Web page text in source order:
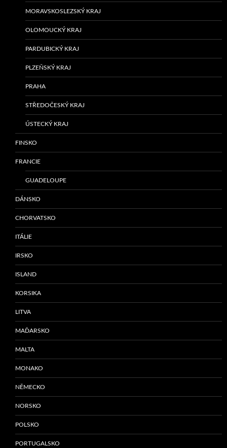
MORAVSKOSLEZSKÝ KRAJ
OLOMOUCKÝ KRAJ
PARDUBICKÝ KRAJ
PLZEŇSKÝ KRAJ
PRAHA
STŘEDOČESKÝ KRAJ
ÚSTECKÝ KRAJ
FINSKO
FRANCIE
GUADELOUPE
DÁNSKO
CHORVATSKO
ITÁLIE
IRSKO
ISLAND
KORSIKA
LITVA
MAĎARSKO
MALTA
MONAKO
NĚMECKO
NORSKO
POLSKO
PORTUGALSKO